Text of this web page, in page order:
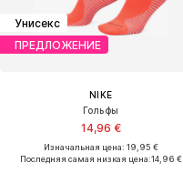
Унисекс
ПРЕДЛОЖЕНИЕ
NIKE
Гольфы
14,96 €
Изначальная цена: 19,95 €
Последняя самая низкая цена:14,96 €